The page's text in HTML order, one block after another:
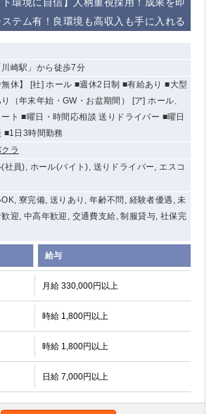
テム有！良環境も高収入も手に入れる
崎駅」から徒歩7分
無休】 [社] ホール ■週休2日制 ■有給あり ■大型
（年末年始・GW・お盆期間） [ア] ホール、
ト ■曜日・時間応相談 送りドライバー ■曜日
■1日3時間勤務
ラ
社員), ホール(バイト), 送りドライバー, エスコ
OK, 寮完備, 送りあり, 年齢不問, 経験者優遇, 未
迎, 中高年歓迎, 交通費支給, 制服貸与, 社保完
給与
月給 330,000円以上
時給 1,800円以上
時給 1,800円以上
日給 7,000円以上
溝の口
新横浜
橋本
横浜・桜木町
日ノ出町武蔵新城
茅ヶ崎
たまプラーザ
横須賀
南越谷
川越
南浦和
熊谷
加松原＞
北浦和（西口）